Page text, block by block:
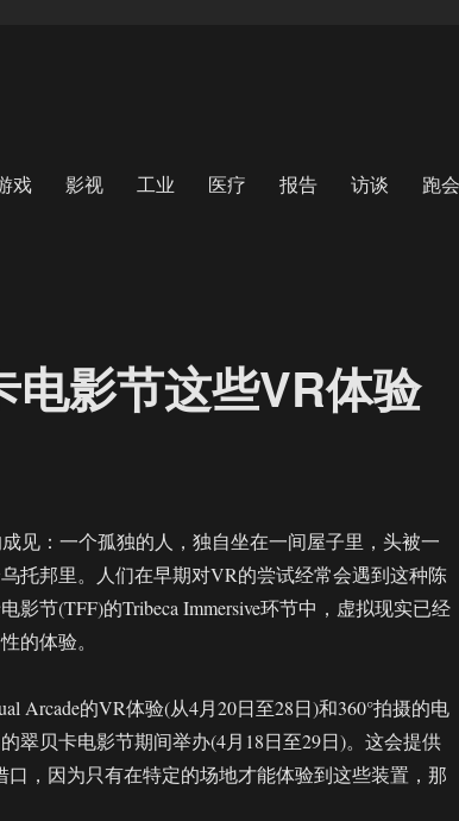
戏 影视 工业 医疗 报告 访谈 跑会
影节这些VR体验
见：一个孤独的人，独自坐在一间屋子里，头被一
托邦里。人们在早期对VR的尝试经常会遇到这种陈
影节(TFF)的Tribeca Immersive环节中，虚拟现实已经
的体验。
Arcade的VR体验(从4月20日至28日)和360°拍摄的电
翠贝卡电影节期间举办(4月18日至29日)。这会提供
，因为只有在特定的场地才能体验到这些装置，那